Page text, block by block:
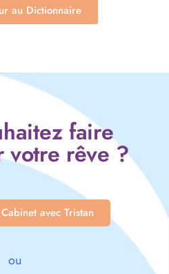
au Dictionnaire
faire
votre rêve ?
avec Tristan
ou